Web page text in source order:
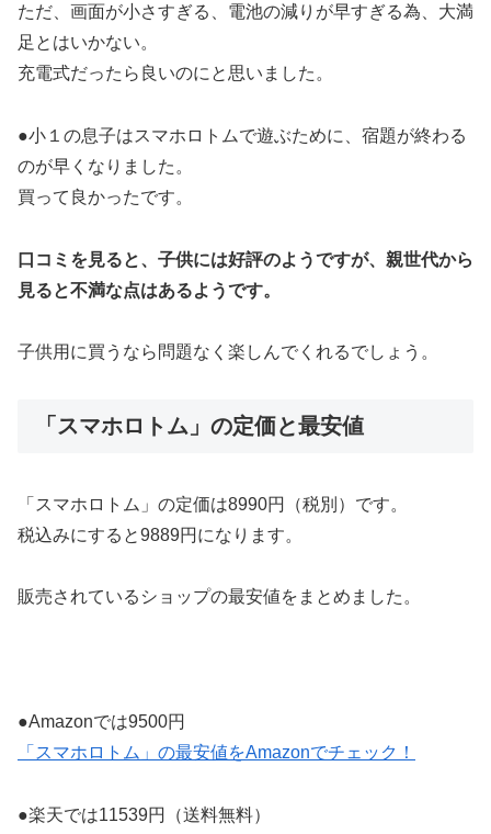
ただ、画面が小さすぎる、電池の減りが早すぎる為、大満
足とはいかない。
充電式だったら良いのにと思いました。
●小１の息子はスマホロトムで遊ぶために、宿題が終わる
のが早くなりました。
買って良かったです。
口コミを見ると、子供には好評のようですが、親世代から
見ると不満な点はあるようです。
子供用に買うなら問題なく楽しんでくれるでしょう。
「スマホロトム」の定価と最安値
「スマホロトム」の定価は8990円（税別）です。
税込みにすると9889円になります。
販売されているショップの最安値をまとめました。
●Amazonでは9500円
「スマホロトム」の最安値をAmazonでチェック！
●楽天では11539円（送料無料）